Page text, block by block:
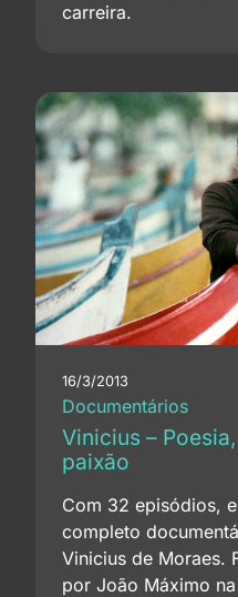
carreira.
16/3/2013
Documentários
Vinicius –
paixão
Com 32 episódios,
completo
Vinicius de Moraes.
por João Máximo